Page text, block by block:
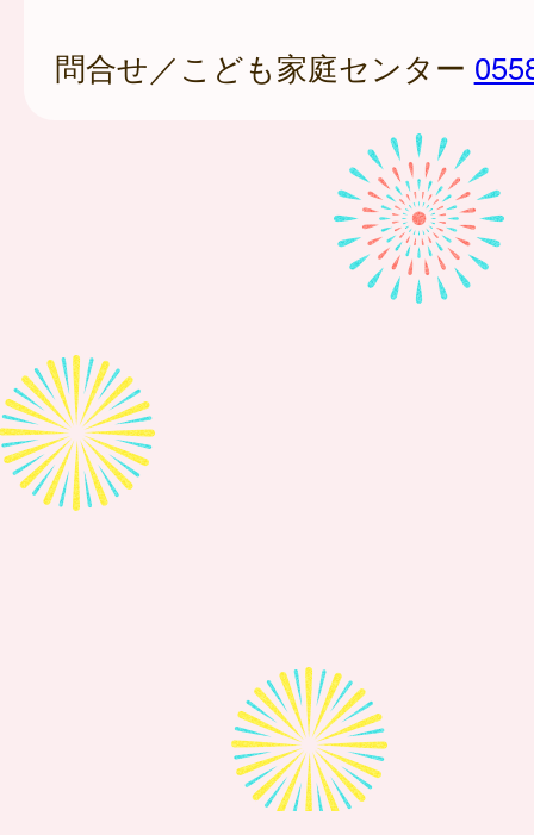
問合せ／こども家庭センター